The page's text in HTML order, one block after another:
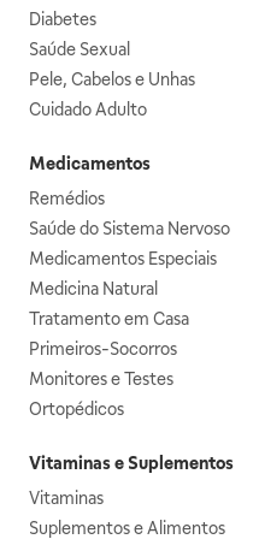
Diabetes
Saúde Sexual
Pele, Cabelos e Unhas
Cuidado Adulto
Medicamentos
Remédios
Saúde do Sistema Nervoso
Medicamentos Especiais
Medicina Natural
Tratamento em Casa
Primeiros-Socorros
Monitores e Testes
Ortopédicos
Vitaminas e Suplementos
Vitaminas
Suplementos e Alimentos